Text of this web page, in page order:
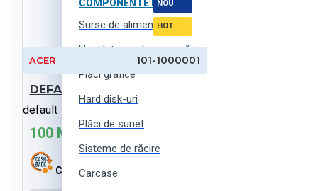
COMPONENTE PC
Surse de alimentare
Ventilatoare de carcasă
Plăci grafice
Hard disk-uri
Plăci de sunet
Sisteme de răcire
Carcase
NOU
HOT
ACER 101-1000001
DEFAULT-products (ro)
default
100 MDL
Cashback:0 MDL